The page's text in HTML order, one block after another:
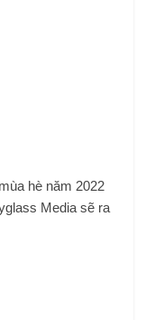
hè năm 2022
Media sẽ ra